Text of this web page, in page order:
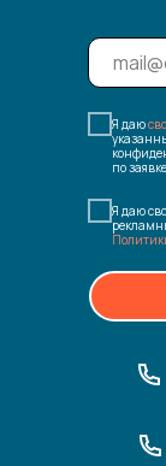
Я даю
по
Я даю